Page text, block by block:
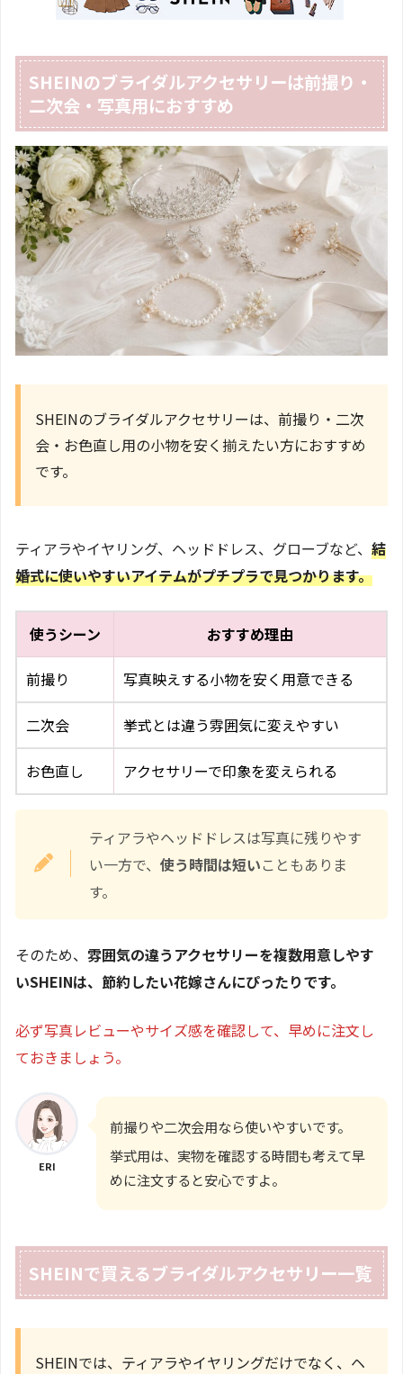
SHEINのブライダルアクセサリーは前撮り・
二次会・写真用におすすめ
SHEINのブライダルアクセサリーは、前撮り・二次
会・お色直し用の小物を安く揃えたい方におすすめ
です。
ティアラやイヤリング、ヘッドドレス、グローブなど、 結
婚式に使いやすいアイテムがプチプラで見つかります。
使うシーン おすすめ理由
前撮り 写真映えする小物を安く用意できる
二次会 挙式とは違う雰囲気に変えやすい
お色直し アクセサリーで印象を変えられる
ティアラやヘッドドレスは写真に残りやす
い一方で、 使う時間は短いこともありま
す。
そのため、 雰囲気の違うアクセサリーを複数用意しやす
いSHEINは、節約したい花嫁さんにぴったりです。
必ず写真レビューやサイズ感を確認して、早めに注文し
ておきましょう。
ERI
前撮りや二次会用なら使いやすいです。
挙式用は、実物を確認する時間も考えて早
めに注文すると安心ですよ。
SHEINで買えるブライダルアクセサリー一覧
SHEINでは、ティアラやイヤリングだけでなく、ヘ